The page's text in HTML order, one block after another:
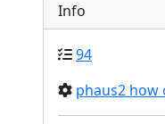
Info
94
phaus2